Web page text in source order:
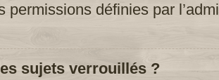
permissions définies par
sujets verrouillés ?